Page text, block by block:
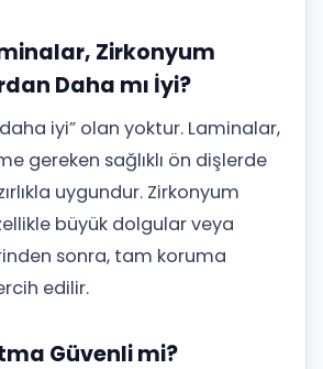
Zirkonyum
Daha mı İyi?
iyi” olan yoktur. Laminalar,
gereken sağlıklı ön dişlerde
uygundur. Zirkonyum
büyük dolgular veya
sonra, tam koruma
edilir.
Güvenli mi?